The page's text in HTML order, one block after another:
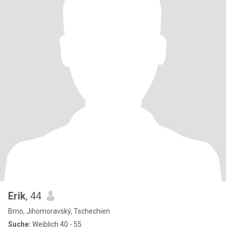
Erik, 44
Brno, Jihomoravský, Tschechien
Suche: Weiblich 40 - 55